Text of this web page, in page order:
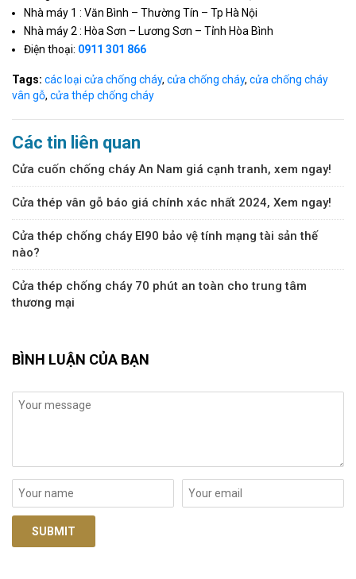
Nhà máy 1 : Văn Bình – Thường Tín – Tp Hà Nội
Nhà máy 2 : Hòa Sơn – Lương Sơn – Tỉnh Hòa Bình
Điện thoại: 0911 301 866
Tags: các loại cửa chống cháy, cửa chống cháy, cửa chống cháy
vân gỗ, cửa thép chống cháy
Các tin liên quan
Cửa cuốn chống cháy An Nam giá cạnh tranh, xem ngay!
Cửa thép vân gỗ báo giá chính xác nhất 2024, Xem ngay!
Cửa thép chống cháy EI90 bảo vệ tính mạng tài sản thế
nào?
Cửa thép chống cháy 70 phút an toàn cho trung tâm
thương mại
BÌNH LUẬN CỦA BẠN